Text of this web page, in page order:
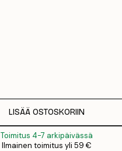
LISÄÄ OSTOSKORIIN
Toimitus 4-7 arkipäivässä
Ilmainen toimitus yli 59 €